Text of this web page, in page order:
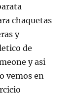
chaquetas
y
de
y asi
vemos en